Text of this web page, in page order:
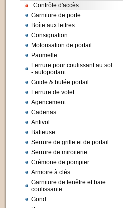
Contrôle d'accès
Garniture de porte
Boîte aux lettres
Consignation
Motorisation de portail
Paumelle
Ferrure pour coulissant au sol
- autoportant
Guide & butée portail
Ferrure de volet
Agencement
Cadenas
Antivol
Batteuse
Serrure de grille et de portail
Serrure de miroiterie
Crémone de pompier
Armoire à clés
Garniture de fenêtre et baie
coulissante
Gond